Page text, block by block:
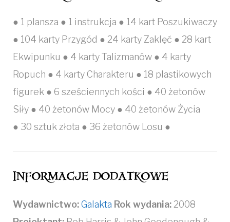
● 1 plansza ● 1 instrukcja ● 14 kart Poszukiwaczy
● 104 karty Przygód ● 24 karty Zaklęć ● 28 kart
Ekwipunku ● 4 karty Talizmanów ● 4 karty
Ropuch ● 4 karty Charakteru ● 18 plastikowych
figurek ● 6 sześciennych kości ● 40 żetonów
Siły ● 40 żetonów Mocy ● 40 żetonów Życia
● 30 sztuk złota ● 36 żetonów Losu ●
Informacje dodatkowe
Wydawnictwo:Galakta Rok wydania: 2008